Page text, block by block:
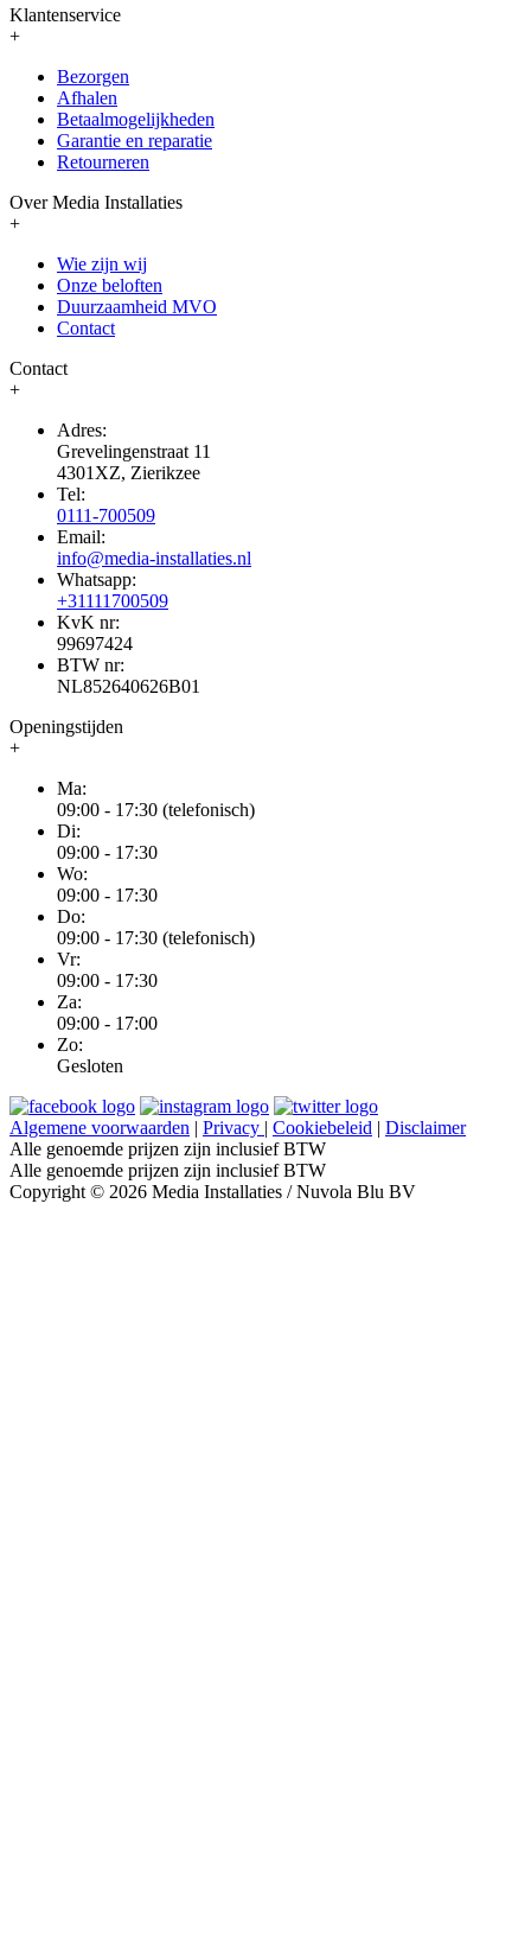
Klantenservice
+
Bezorgen
Afhalen
Betaalmogelijkheden
Garantie en reparatie
Retourneren
Over Media Installaties
+
Wie zijn wij
Onze beloften
Duurzaamheid MVO
Contact
Contact
+
Adres:
Grevelingenstraat 11
4301XZ, Zierikzee
Tel:
0111-700509
Email:
info@media-installaties.nl
Whatsapp:
+31111700509
KvK nr:
99697424
BTW nr:
NL852640626B01
Openingstijden
+
Ma:
09:00 - 17:30 (telefonisch)
Di:
09:00 - 17:30
Wo:
09:00 - 17:30
Do:
09:00 - 17:30 (telefonisch)
Vr:
09:00 - 17:30
Za:
09:00 - 17:00
Zo:
Gesloten
Algemene voorwaarden | Privacy | Cookiebeleid | Disclaimer
Alle genoemde prijzen zijn inclusief BTW
Alle genoemde prijzen zijn inclusief BTW
Copyright © 2026 Media Installaties / Nuvola Blu BV